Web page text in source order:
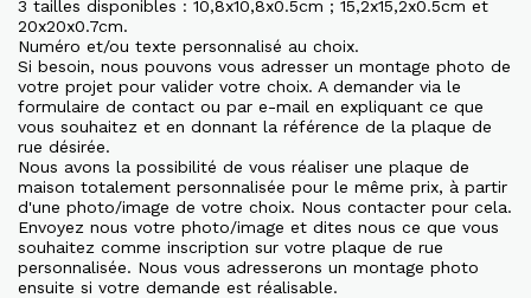
3 tailles disponibles : 10,8x10,8x0.5cm ; 15,2x15,2x0.5cm et
20x20x0.7cm.
Numéro et/ou texte personnalisé au choix.
Si besoin, nous pouvons vous adresser un montage photo de
votre projet pour valider votre choix. A demander via le
formulaire de contact ou par e-mail en expliquant ce que
vous souhaitez et en donnant la référence de la plaque de
rue désirée.
Nous avons la possibilité de vous réaliser une plaque de
maison totalement personnalisée pour le même prix, à partir
d'une photo/image de votre choix. Nous contacter pour cela.
Envoyez nous votre photo/image et dites nous ce que vous
souhaitez comme inscription sur votre plaque de rue
personnalisée. Nous vous adresserons un montage photo
ensuite si votre demande est réalisable.